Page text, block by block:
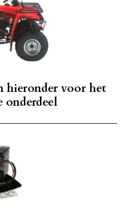
hieronder voor het
onderdeel